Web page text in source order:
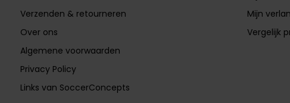
Verzenden & retourneren
Over ons
Algemene voorwaarden
Privacy Policy
Links van SoccerConcepts
Mijn
Vergelijk